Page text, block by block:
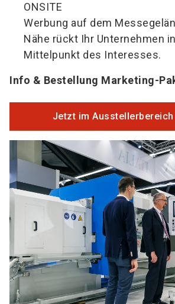
ONSITE
Werbung auf dem
Nähe rückt Ihr Unternehmen
Mittelpunkt des Interesses.
Info & Bestellung Marketing-
Jetzt im Ausstellerbereich